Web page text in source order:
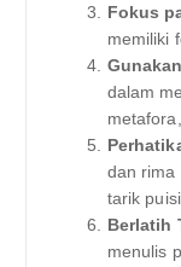
Fokus
memiliki
dalam
dan rima
tarik
Berlatih
menulis